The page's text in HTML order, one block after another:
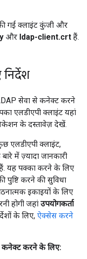
की गई क्लाइंट कुंजी और
और ldap-client.crt हैं.
सेवा से कनेक्ट करने
एलडीएपी क्लाइंट यहां
के दस्तावेज़ देखें.
एलडीएपी क्लाइंट,
में ज़्यादा जानकारी
हैं. यह पक्का करने के लिए
पुष्टि करने की सुविधा
इकाइयों के लिए
होगी जहां उपयोगकर्ता
के लिए, ऐक्सेस करने
कनेक्ट करने के लिए: